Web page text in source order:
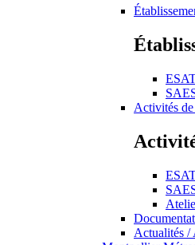
Activités
Actualités /